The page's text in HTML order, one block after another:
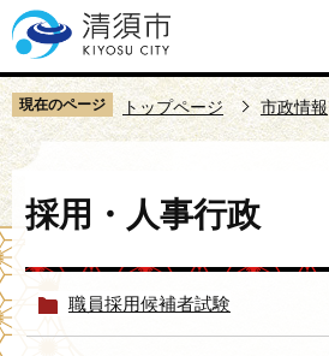
こ
の
ペ
ー
ジ
の
先
頭
で
す
現在のページ トップページ 市政情報
文
こ
ら
採用・人事行政
職員採用候補者試験